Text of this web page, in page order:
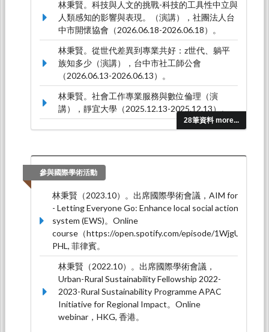
28筆資料 more...
林秉賢。科技與人文的挑戰-科技的工具性中立與
人類感知的影響與表現。（演講），社團法人台
中市開懷協會（2026.06.18-2026.06.18）。
林秉賢。從世代差異到專業共好：z世代、躺平
族知多少（演講），台中市社工師公會
（2026.06.13-2026.06.13）。
林秉賢。社會工作專業服務與數位倫理（演
講），靜宜大學（2025.12.13-2025.12.13）。
林秉賢。社工起訴之後—「檢視、對話與專業反
2025.11.29）。
參與國際學術活動
林秉賢（2023.10）。出席國際學術會議，AIM for
- Letting Everyone Go: Enhance local social action (ELSA)
system (EWS)。Online
course（https://open.spotify.com/episode/
PHL, 菲律賓。
林秉賢（2022.10）。出席國際學術會議，
Urban-Rural Sustainability Fellowship 2022-
2023-Rural Sustainability Programme APAC
Initiative for Regional Impact。Online
webinar，HKG, 香港。